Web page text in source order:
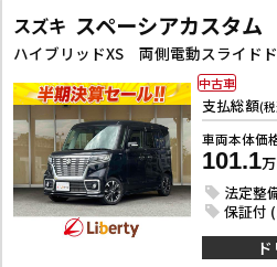
スズキ スペーシアカスタム
支払総額(
車両本体価
101.1
法定整
保証付
中古車